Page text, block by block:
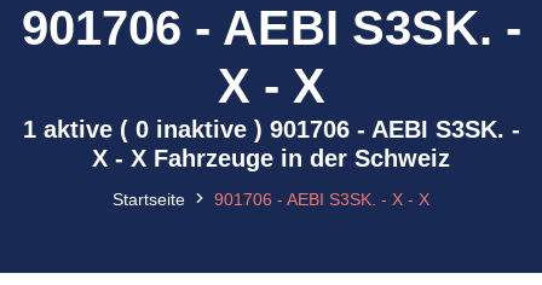
901706 - AEBI S3SK. -
X - X
1 aktive ( 0 inaktive ) 901706 - AEBI S3SK. -
X - X Fahrzeuge in der Schweiz
Startseite 901706 - AEBI S3SK. - X - X